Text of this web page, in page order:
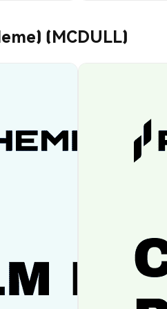
(MCDULL)